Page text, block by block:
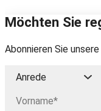
Möchten Sie
Abonnieren Sie